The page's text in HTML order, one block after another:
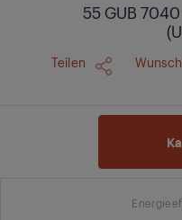
55 GUB
Teilen